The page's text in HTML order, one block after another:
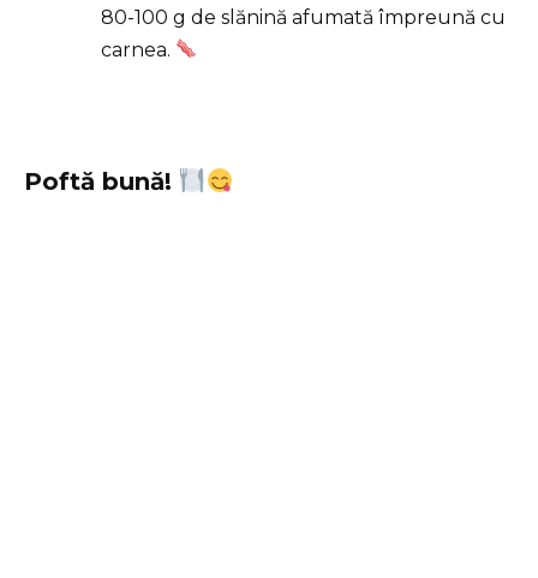
80-100 g de slănină afumată împreună cu
carnea.
Poftă bună!